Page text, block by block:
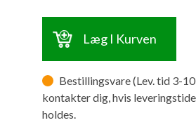
Læg I Kurven
Bestillingsvare (Lev. tid 3-
kontakter dig, hvis
holdes.